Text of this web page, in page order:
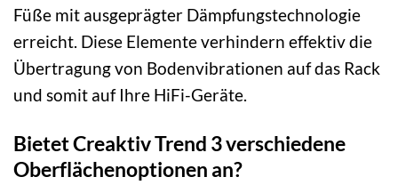
Füße mit ausgeprägter Dämpfungstechnologie
erreicht. Diese Elemente verhindern effektiv die
Übertragung von Bodenvibrationen auf das Rack
und somit auf Ihre HiFi-Geräte.
Bietet Creaktiv Trend 3 verschiedene
Oberflächenoptionen an?